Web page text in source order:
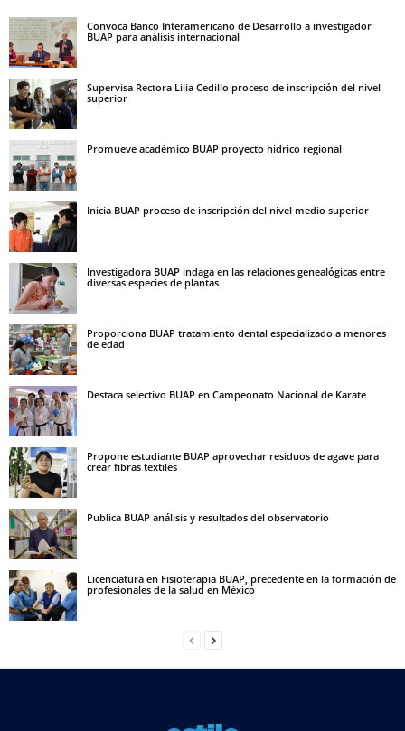
Convoca Banco Interamericano de Desarrollo a investigador
BUAP para análisis internacional
Supervisa Rectora Lilia Cedillo proceso de inscripción del nivel
superior
Promueve académico BUAP proyecto hídrico regional
Inicia BUAP proceso de inscripción del nivel medio superior
Investigadora BUAP indaga en las relaciones genealógicas entre
diversas especies de plantas
Proporciona BUAP tratamiento dental especializado a menores
de edad
Destaca selectivo BUAP en Campeonato Nacional de Karate
Propone estudiante BUAP aprovechar residuos de agave para
crear fibras textiles
Publica BUAP análisis y resultados del observatorio
Licenciatura en Fisioterapia BUAP, precedente en la formación de
profesionales de la salud en México